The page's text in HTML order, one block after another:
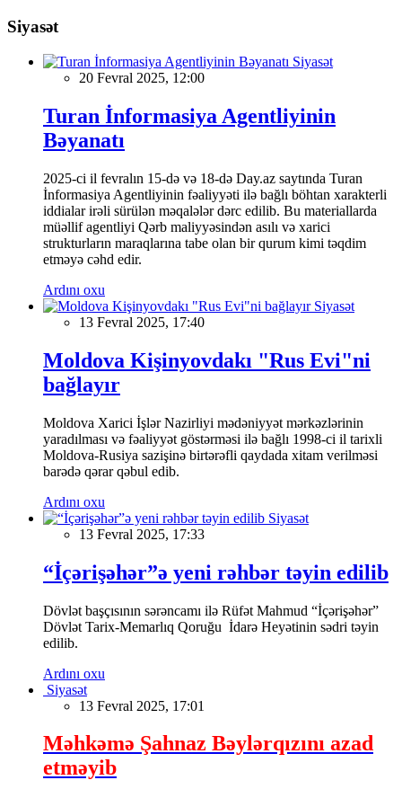
Siyasət
Siyasət
20 Fevral 2025, 12:00
Turan İnformasiya Agentliyinin
Bəyanatı
2025-ci il fevralın 15-də və 18-də Day.az saytında Turan
İnformasiya Agentliyinin fəaliyyəti ilə bağlı böhtan xarakterli
iddialar irəli sürülən məqalələr dərc edilib. Bu materiallarda
müəllif agentliyi Qərb maliyyəsindən asılı və xarici
strukturların maraqlarına tabe olan bir qurum kimi təqdim
etməyə cəhd edir.
Ardını oxu
Siyasət
13 Fevral 2025, 17:40
Moldova Kişinyovdakı "Rus Evi"ni
bağlayır
Moldova Xarici İşlər Nazirliyi mədəniyyət mərkəzlərinin
yaradılması və fəaliyyət göstərməsi ilə bağlı 1998-ci il tarixli
Moldova-Rusiya sazişinə birtərəfli qaydada xitam verilməsi
barədə qərar qəbul edib.
Ardını oxu
Siyasət
13 Fevral 2025, 17:33
“İçərişəhər”ə yeni rəhbər təyin edilib
Dövlət başçısının sərəncamı ilə Rüfət Mahmud “İçərişəhər”
Dövlət Tarix-Memarlıq Qoruğu İdarə Heyətinin sədri təyin
edilib.
Ardını oxu
Siyasət
13 Fevral 2025, 17:01
Məhkəmə Şahnaz Bəylərqızını azad
etməyib